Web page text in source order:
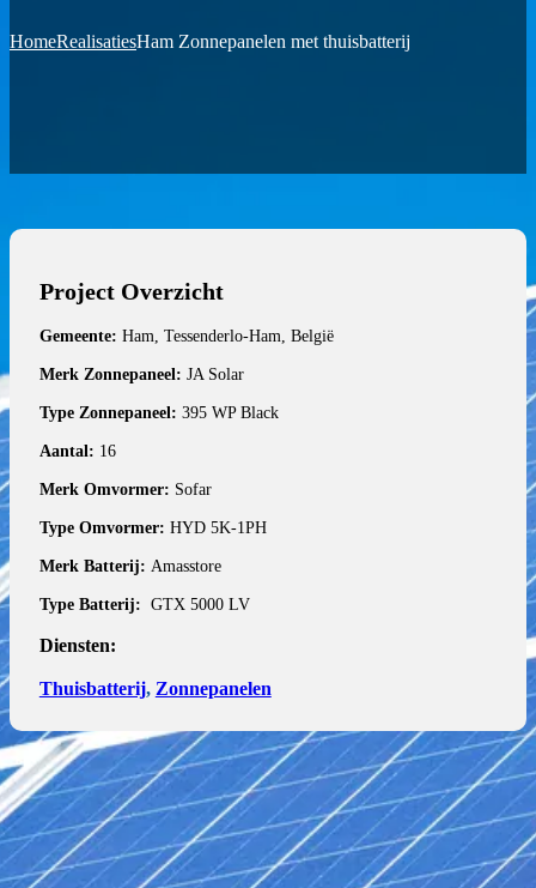
HomeRealisatiesHam Zonnepanelen met thuisbatterij
Project Overzicht
Gemeente: Ham, Tessenderlo-Ham, België
Merk Zonnepaneel: JA Solar
Type Zonnepaneel: 395 WP Black
Aantal: 16
Merk Omvormer: Sofar
Type Omvormer: HYD 5K-1PH
Merk Batterij: Amasstore
Type Batterij: GTX 5000 LV
Diensten:
Thuisbatterij, Zonnepanelen